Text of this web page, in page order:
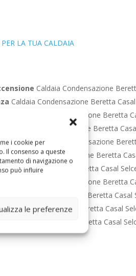
i cookie per
Il consenso a queste
di navigazione o
può influire
le preferenze
LA TUA CALDAIA
Caldaia Condensazione
Caldaia Condensazione Beretta
Caldaia Condensazione Beretta
Caldaia Condensazione Beretta
Caldaia Condensazione
Caldaia Condensazione Beretta
Condensazione Beretta Casal
Caldaia Condensazione Beretta
Caldaia Condensazione Beretta Casal
Condensazione Beretta Casal
Caldaia Condensazione Beretta Casal